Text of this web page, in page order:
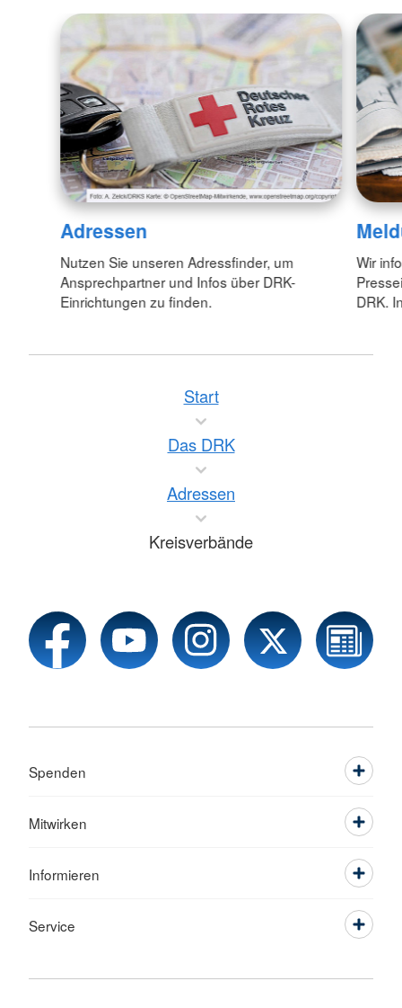
Adressen
Nutzen Sie unseren Adressfinder, um
Ansprechpartner und Infos über DRK-
Einrichtungen zu finden.
Wir
DRK.
Start
Das DRK
Adressen
Kreisverbände
Spenden
Mitwirken
Informieren
Service